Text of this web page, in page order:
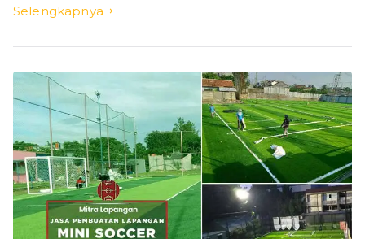
Selengkapnya